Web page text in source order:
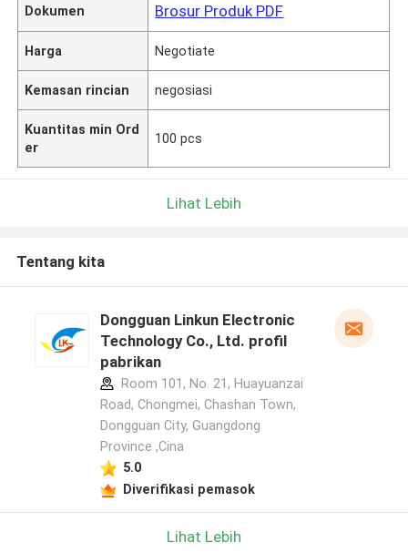
Dokumen Brosur Produk PDF
Harga Negotiate
Kemasan rincian negosiasi
Kuantitas min Ord
er
100 pcs
Lihat Lebih
Tentang kita
Dongguan Linkun Electronic
Technology Co., Ltd. profil
pabrikan
Room 101, No. 21, Huayuanzai
Road, Chongmei, Chashan Town,
Dongguan City, Guangdong
Province ,Cina
5.0
Diverifikasi pemasok
Lihat Lebih